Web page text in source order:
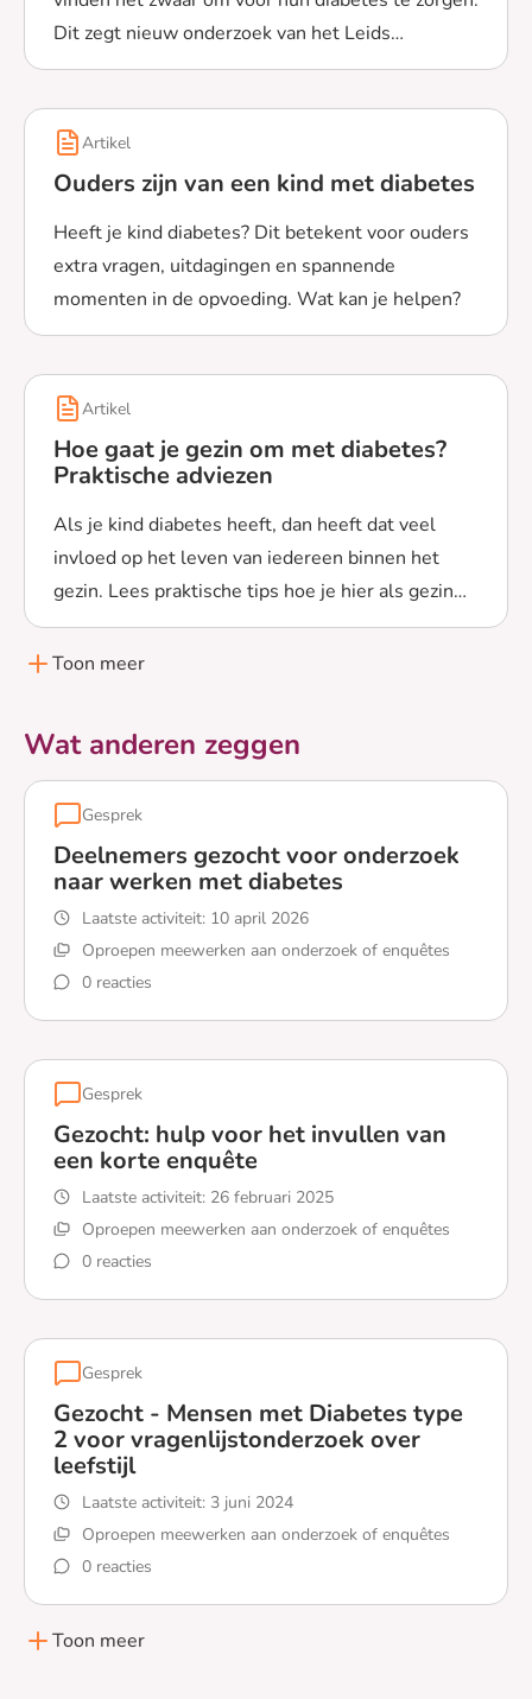
Dit zegt nieuw onderzoek van het Leids
Universitair Medisch Centrum. Onderzoekers
voor diabetes beter te laten passen bij het leven
Lees meer over Jongeren met diabetes type 1: zorgen
Artikel
Ouders zijn van een kind met diabetes
Heeft je kind diabetes? Dit betekent voor ouders
extra vragen, uitdagingen en spannende
momenten in de opvoeding. Wat kan je helpen?
Lees meer over Ouders zijn van een kind met diabetes
Artikel
Hoe gaat je gezin om met diabetes?
Praktische adviezen
Als je kind diabetes heeft, dan heeft dat veel
invloed op het leven van iedereen binnen het
gezin. Lees praktische tips hoe je hier als gezin
mee om kunt gaan.
Lees meer over Hoe gaat je gezin om met diabetes?
Toon meer
Wat anderen zeggen
Gesprek
Deelnemers gezocht voor onderzoek
naar werken met diabetes
Laatste activiteit: 10 april 2026
Oproepen meewerken aan onderzoek of enquêtes
0 reacties
Lees meer over Deelnemers gezocht voor onderzoek
Gesprek
Gezocht: hulp voor het invullen van
een korte enquête
Laatste activiteit: 26 februari 2025
Oproepen meewerken aan onderzoek of enquêtes
0 reacties
Lees meer over Gezocht: hulp voor het invullen van
Gesprek
Gezocht - Mensen met Diabetes type
2 voor vragenlijstonderzoek over
leefstijl
Laatste activiteit: 3 juni 2024
Oproepen meewerken aan onderzoek of enquêtes
0 reacties
Lees meer over Gezocht - Mensen met Diabetes type
Toon meer